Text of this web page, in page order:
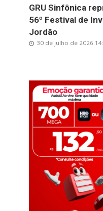
GRU Sinfônica
56º Festival de
Jordão
30 de julho de 2026